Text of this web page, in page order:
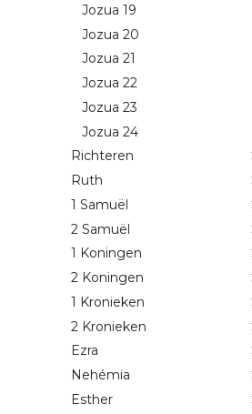
Jozua 19
Jozua 20
Jozua 21
Jozua 22
Jozua 23
Jozua 24
Richteren
Ruth
1 Samuël
2 Samuël
1 Koningen
2 Koningen
1 Kronieken
2 Kronieken
Ezra
Nehémia
Esther